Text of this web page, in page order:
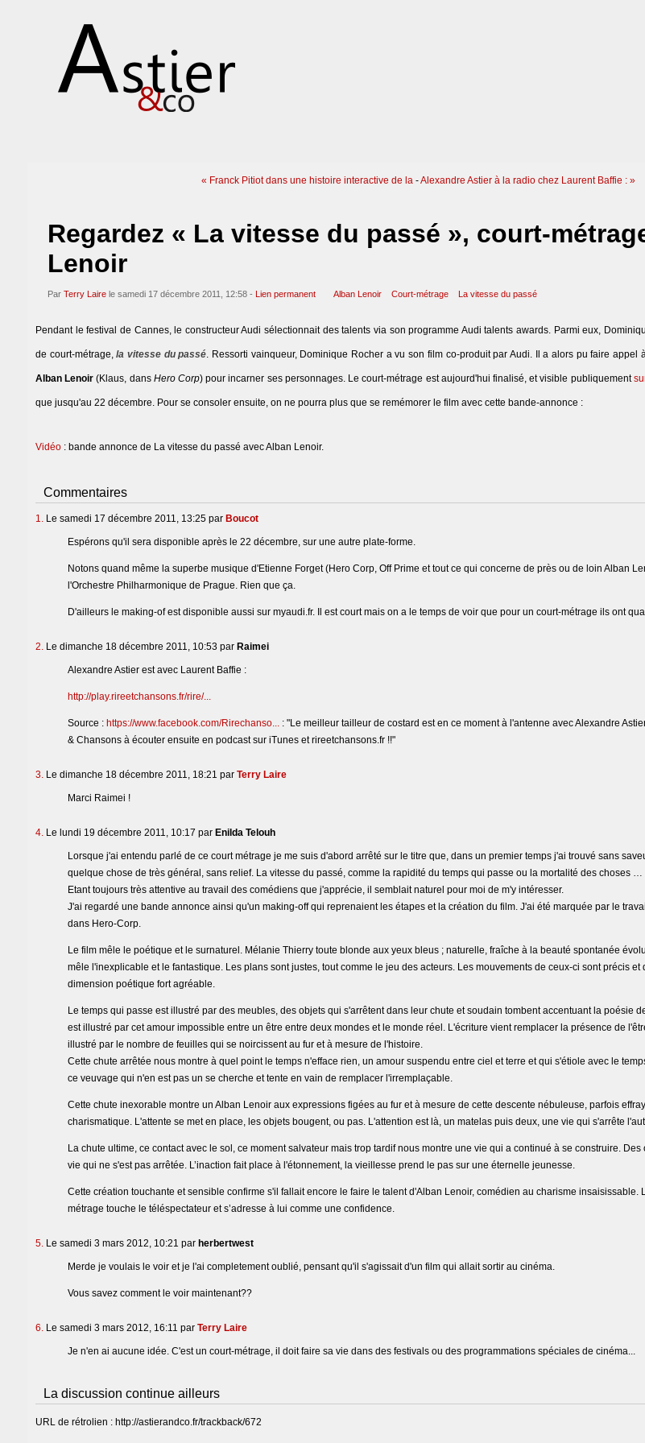
« Franck Pitiot dans une histoire interactive de la -Alexandre Astier à la radio chez Laurent Baffie : »
Regardez « La vitesse du passé », court-
Lenoir
Par Terry Laire le samedi 17 décembre 2011, 12:58 - Lien permanent Alban Lenoir Court-métrage La vitesse du passé
Pendant le festival de Cannes, le constructeur Audi sélectionnait des talents via son programme Audi talents awards. Parmi eux,
de court-métrage,la vitesse du passé. Ressorti vainqueur, Dominique Rocher a vu son film co-produit par Audi. Il a alors pu faire appel
Alban Lenoir (Klaus, dans Hero Corp) pour incarner ses personnages. Le court-métrage est aujourd'hui finalisé, et visible publiquement
que jusqu'au 22 décembre. Pour se consoler ensuite, on ne pourra plus que se remémorer le film avec cette bande-annonce :
Vidéo : bande annonce de La vitesse du passé avec Alban Lenoir.
Commentaires
1. Le samedi 17 décembre 2011, 13:25 par Boucot
Espérons qu'il sera disponible après le 22 décembre, sur une autre plate-forme.
Notons quand même la superbe musique d'Etienne Forget (Hero Corp, Off Prime et tout ce qui concerne de près ou de loin Alban
l'Orchestre Philharmonique de Prague. Rien que ça.
D'ailleurs le making-of est disponible aussi sur myaudi.fr. Il est court mais on a le temps de voir que pour un court-métrage ils ont
2. Le dimanche 18 décembre 2011, 10:53 par Raimei
Alexandre Astier est avec Laurent Baffie :
http://play.rireetchansons.fr/rire/...
Source : https://www.facebook.com/Rirechanso... : "Le meilleur tailleur de costard est en ce moment à l'antenne avec Alexandre
& Chansons à écouter ensuite en podcast sur iTunes et rireetchansons.fr !!"
3. Le dimanche 18 décembre 2011, 18:21 par Terry Laire
Marci Raimei !
4. Le lundi 19 décembre 2011, 10:17 par Enilda Telouh
Lorsque j'ai entendu parlé de ce court métrage je me suis d'abord arrêté sur le titre que, dans un premier temps j'ai trouvé sans
quelque chose de très général, sans relief. La vitesse du passé, comme la rapidité du temps qui passe ou la mortalité des choses
Etant toujours très attentive au travail des comédiens que j'apprécie, il semblait naturel pour moi de m'y intéresser.
J'ai regardé une bande annonce ainsi qu'un making-off qui reprenaient les étapes et la création du film. J'ai été marquée par le
dans Hero-Corp.
Le film mêle le poétique et le surnaturel. Mélanie Thierry toute blonde aux yeux bleus ; naturelle, fraîche à la beauté spontanée
mêle l'inexplicable et le fantastique. Les plans sont justes, tout comme le jeu des acteurs. Les mouvements de ceux-ci sont précis et
dimension poétique fort agréable.
Le temps qui passe est illustré par des meubles, des objets qui s'arrêtent dans leur chute et soudain tombent accentuant la poésie
est illustré par cet amour impossible entre un être entre deux mondes et le monde réel. L'écriture vient remplacer la présence de
illustré par le nombre de feuilles qui se noircissent au fur et à mesure de l'histoire.
Cette chute arrêtée nous montre à quel point le temps n'efface rien, un amour suspendu entre ciel et terre et qui s'étiole avec le
ce veuvage qui n'en est pas un se cherche et tente en vain de remplacer l'irremplaçable.
Cette chute inexorable montre un Alban Lenoir aux expressions figées au fur et à mesure de cette descente nébuleuse, parfois
charismatique. L'attente se met en place, les objets bougent, ou pas. L'attention est là, un matelas puis deux, une vie qui s'arrête
La chute ultime, ce contact avec le sol, ce moment salvateur mais trop tardif nous montre une vie qui a continué à se construire.
vie qui ne s'est pas arrêtée. L’inaction fait place à l'étonnement, la vieillesse prend le pas sur une éternelle jeunesse.
Cette création touchante et sensible confirme s'il fallait encore le faire le talent d'Alban Lenoir, comédien au charisme insaisissable.
métrage touche le téléspectateur et s’adresse à lui comme une confidence.
5. Le samedi 3 mars 2012, 10:21 par herbertwest
Merde je voulais le voir et je l'ai completement oublié, pensant qu'il s'agissait d'un film qui allait sortir au cinéma.
Vous savez comment le voir maintenant??
6. Le samedi 3 mars 2012, 16:11 par Terry Laire
Je n'en ai aucune idée. C'est un court-métrage, il doit faire sa vie dans des festivals ou des programmations spéciales de cinéma...
La discussion continue ailleurs
URL de rétrolien : http://astierandco.fr/trackback/672